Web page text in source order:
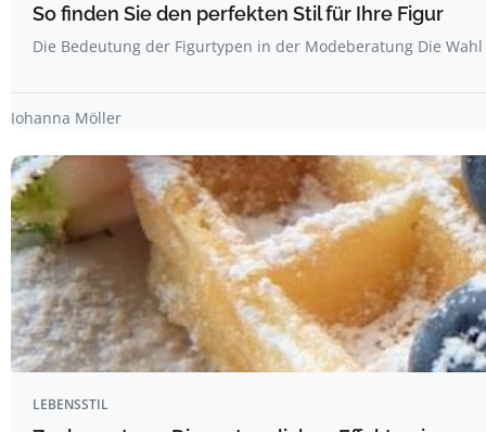
So finden Sie den perfekten Stil für Ihre Figur
Die Bedeutung der Figurtypen in der Modeberatung Die
Johanna Möller
LEBENSSTIL